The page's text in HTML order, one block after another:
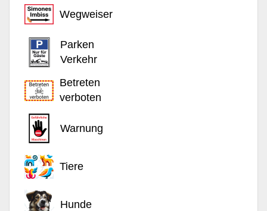
Wegweiser
Parken
Verkehr
Betreten
verboten
Warnung
Tiere
Hunde